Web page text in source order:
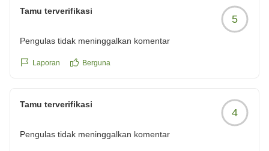
Tamu terverifikasi
5
Pengulas tidak meninggalkan komentar
Laporan Berguna
Tamu terverifikasi
4
Pengulas tidak meninggalkan komentar